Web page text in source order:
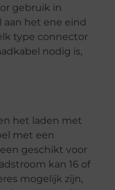
gebruik in
aan het ene eind
type connector
nodig is,
het laden met
met een
geschikt voor
kan 16 of
mogelijk zijn,